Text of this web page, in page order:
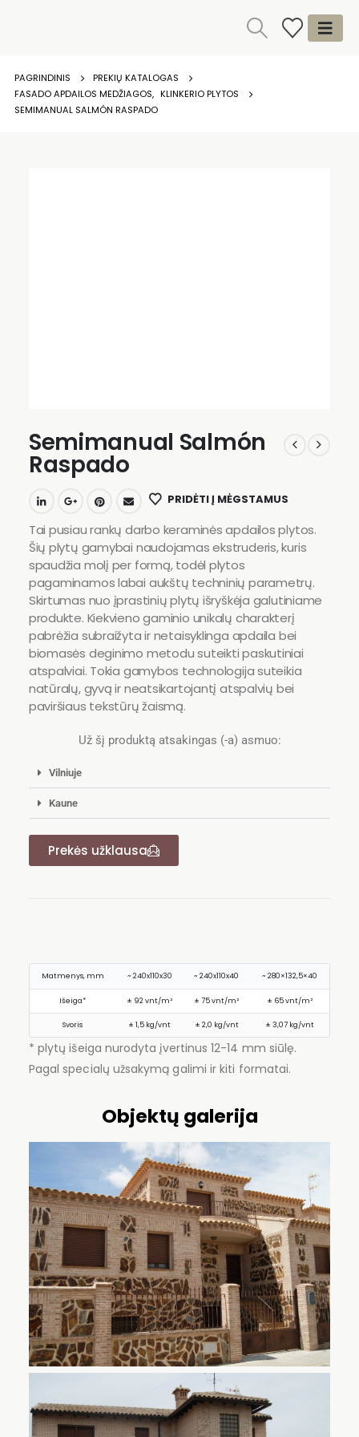
PAGRINDINIS
PREKIŲ KATALOGAS
FASADO APDAILOS MEDŽIAGOS, KLINKERIO PLYTOS
SEMIMANUAL SALMÓN RASPADO
Semimanual Salmón
Raspado
PRIDĖTI Į MĖGSTAMUS
Tai pusiau rankų darbo keraminės apdailos plytos.
Šių plytų gamybai naudojamas ekstruderis, kuris
spaudžia molį per formą, todėl plytos
pagaminamos labai aukštų techninių parametrų.
Skirtumas nuo įprastinių plytų išryškėja galutiniame
produkte. Kiekvieno gaminio unikalų charakterį
pabrėžia subraižyta ir netaisyklinga apdaila bei
biomasės deginimo metodu suteikti paskutiniai
atspalviai. Tokia gamybos technologija suteikia
natūralų, gyvą ir neatsikartojantį atspalvių bei
paviršiaus tekstūrų žaismą.
Už šį produktą atsakingas (-a) asmuo:
Vilniuje
Kaune
Prekės užklausa
Matmenys, mm ~ 240x110x30 ~ 240x110x40 ~ 280×132,5×40
Išeiga* ± 92 vnt/m² ± 75 vnt/m² ± 65 vnt/m²
Svoris ± 1,5 kg/vnt ± 2,0 kg/vnt ± 3,07 kg/vnt
* plytų išeiga nurodyta įvertinus 12-14 mm siūlę.
Pagal specialų užsakymą galimi ir kiti formatai.
Objektų galerija